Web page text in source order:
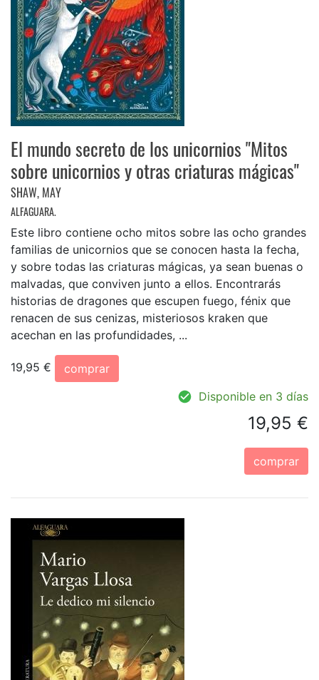
El mundo secreto de los unicornios "Mitos
sobre unicornios y otras criaturas mágicas"
SHAW, MAY
ALFAGUARA.
Este libro contiene ocho mitos sobre las ocho grandes
familias de unicornios que se conocen hasta la fecha,
y sobre todas las criaturas mágicas, ya sean buenas o
malvadas, que conviven junto a ellos. Encontrarás
historias de dragones que escupen fuego, fénix que
renacen de sus cenizas, misteriosos kraken que
acechan en las profundidades, ...
19,95 €
comprar
Disponible en 3 días
19,95 €
comprar